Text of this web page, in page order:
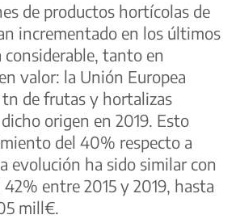
de productos hortícolas de
incrementado en los últimos
considerable, tanto en
valor: la Unión Europea
de frutas y hortalizas
origen en 2019. Esto
del 40% respecto a
evolución ha sido similar con
entre 2015 y 2019, hasta
mill€.